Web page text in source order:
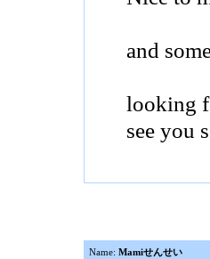
and
looking
see you
Name: Mamiせんせい